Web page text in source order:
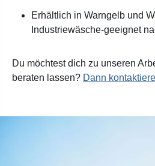
Erhältlich in Warngelb und
Industriewäsche-geeignet
Du möchtest dich zu unseren
beraten lassen? Dann